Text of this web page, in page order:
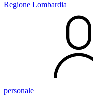
Regione Lombardia
personale